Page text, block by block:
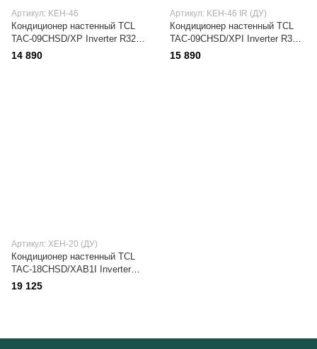
Артикул: KEH-46
Кондиционер настенный TCL
TAC-09CHSD/XP Inverter R32
WI-FI Ready
14 890
Артикул: KEH-46 IR (ДУ)
Кондиционер настенный TCL
TAC-09CHSD/XPI Inverter R32
WI-FI
15 890
Артикул: XEH-20 (ДУ)
Кондиционер настенный TCL
TAC-18CHSD/XAB1I Inverter
R32 WI-FI Ready
19 125